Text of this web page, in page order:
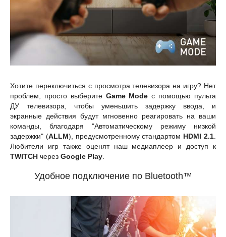
Хотите переключиться с просмотра телевизора на игру? Нет
проблем, просто выберите Game Mode с помощью пульта
ДУ телевизора, чтобы уменьшить задержку ввода, и
экранные действия будут мгновенно реагировать на ваши
команды, благодаря "Автоматическому режиму низкой
задержки" (ALLM), предусмотренному стандартом HDMI 2.1
Любители игр также оценят наш медиаплеер и доступ к
TWITCH через Google Play
Удобное подключение по Bluetooth™